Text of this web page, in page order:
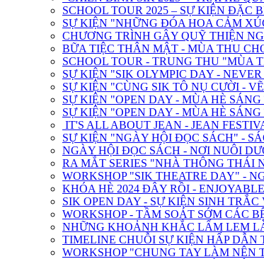
SCHOOL TOUR 2025 – SỰ KIỆN ĐẶC
SỰ KIỆN "NHỮNG ĐÓA HOA CẢM
CHƯƠNG TRÌNH GÂY QUỸ THIỆN
BỮA TIỆC THÂN MẬT - MÙA THU
SCHOOL TOUR - TRUNG THU "MÙA
SỰ KIỆN "SIK OLYMPIC DAY -
SỰ KIỆN "CÙNG SIK TÔ NỤ CƯỜI -
SỰ KIỆN "OPEN DAY - MÙA HÈ
SỰ KIỆN "OPEN DAY - MÙA HÈ
IT'S ALL ABOUT JEAN - JEAN
SỰ KIỆN "NGÀY HỘI ĐỌC SÁCH" -
NGÀY HỘI ĐỌC SÁCH - NƠI NUÔI
RA MẮT SERIES "NHÀ THÔNG THÁI
WORKSHOP "SIK THEATRE DAY" -
KHÓA HÈ 2024 ĐÂY RỒI -
SIK OPEN DAY - SỰ KIỆN SINH TRẮC
WORKSHOP - TẦM SOÁT SỚM CÁC
NHỮNG KHOẢNH KHẮC LẤM LEM
TIMELINE CHUỖI SỰ KIỆN HẤP DẪN
WORKSHOP "CHUNG TAY LÀM NÊN